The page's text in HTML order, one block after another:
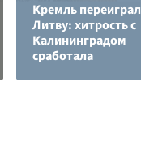
Кремль переиграл
Литву: хитрость с
Калининградом
сработала